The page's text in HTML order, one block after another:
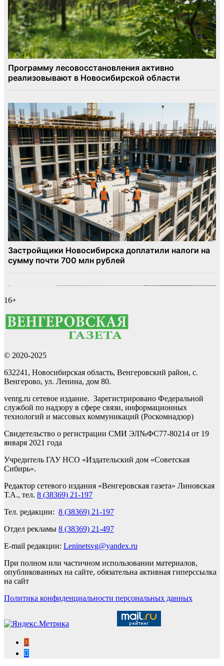
16+
© 2020-2025
632241, Новосибирская область, Венгеровский район, с.
Венгерово, ул. Ленина, дом 80.
venrg.ru сетевое издание. Зарегистрировано Федеральной
службой по надзору в сфере связи, информационных
технологий и массовых коммуникаций (Роскомнадзор)
Свидетельство о регистрации СМИ ЭЛ№ФС77-80214 от 19
января 2021 года
Учредитель ГАУ НСО «Издательский дом «Советская
Сибирь».
Редактор сетевого издания «Венгеровская газета» Линовская
Т.А., тел. 8 (38369) 21-197
Тел. редакции: 8 (38369) 21-197
Отдел рекламы 8 (38369) 21-497
E-mail редакции: Leninetsvg@yandex.ru
При полном или частичном использовании материалов,
опубликованных на сайте, обязательна активная гиперссылка
на сайт
Политика конфиденциальности персональных данных